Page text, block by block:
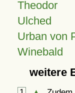
Theodor
Ulched
Urban von
Winebald
weitere